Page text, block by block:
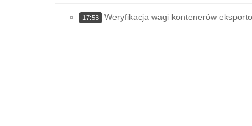
17:53 Weryfikacja wagi kontenerów